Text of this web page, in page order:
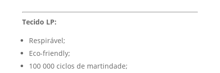
Tecido LP:
Respirável;
Eco-friendly;
100 000 ciclos de martindade;